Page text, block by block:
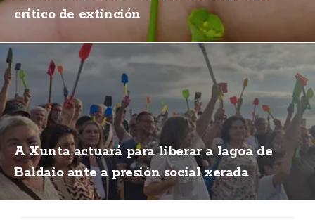
crítico de extinción
A Xunta actuará para liberar a lagoa de
Baldaio ante a presión social xerada